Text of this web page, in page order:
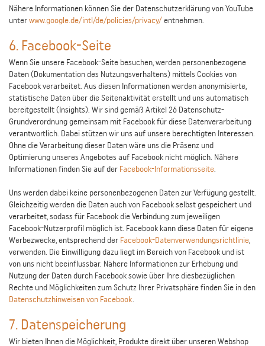
Nähere Informationen können Sie der Datenschutzerklärung von YouTube
unter www.google.de/intl/de/policies/privacy/ entnehmen.
6. Facebook-Seite
Wenn Sie unsere Facebook-Seite besuchen, werden personenbezogene
Daten (Dokumentation des Nutzungsverhaltens) mittels Cookies von
Facebook verarbeitet. Aus diesen Informationen werden anonymisierte,
statistische Daten über die Seitenaktivität erstellt und uns automatisch
bereitgestellt (Insights). Wir sind gemäß Artikel 26 Datenschutz-
Grundverordnung gemeinsam mit Facebook für diese Datenverarbeitung
verantwortlich. Dabei stützen wir uns auf unsere berechtigten Interessen.
Ohne die Verarbeitung dieser Daten wäre uns die Präsenz und
Optimierung unseres Angebotes auf Facebook nicht möglich. Nähere
Informationen finden Sie auf der Facebook-Informationsseite.
Uns werden dabei keine personenbezogenen Daten zur Verfügung gestellt.
Gleichzeitig werden die Daten auch von Facebook selbst gespeichert und
verarbeitet, sodass für Facebook die Verbindung zum jeweiligen
Facebook-Nutzerprofil möglich ist. Facebook kann diese Daten für eigene
Werbezwecke, entsprechend der Facebook-Datenverwendungsrichtlinie,
verwenden. Die Einwilligung dazu liegt im Bereich von Facebook und ist
von uns nicht beeinflussbar. Nähere Informationen zur Erhebung und
Nutzung der Daten durch Facebook sowie über Ihre diesbezüglichen
Rechte und Möglichkeiten zum Schutz Ihrer Privatsphäre finden Sie in den
Datenschutzhinweisen von Facebook.
7. Datenspeicherung
Wir bieten Ihnen die Möglichkeit, Produkte direkt über unseren Webshop